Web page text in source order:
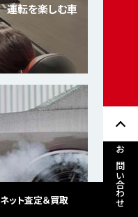
お問い合わせ
運転を楽しむ車
ネット査定＆買取